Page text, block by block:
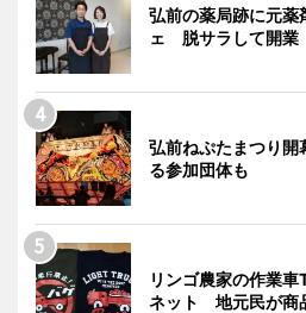
弘前の薬局跡に元薬
ェ 脱サラして開業
弘前ねぷたまつり
る参加団体も
リンゴ農家の作業
ネット 地元民が商